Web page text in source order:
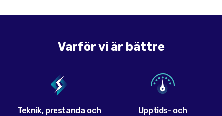
Varför vi är bättre
Teknik, prestanda och
Upptids- och